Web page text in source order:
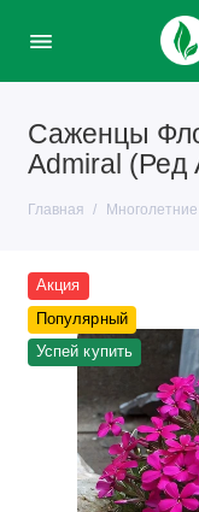
Саженцы
Admiral (Ред
Главная
Акция
Популярный
Успей купить